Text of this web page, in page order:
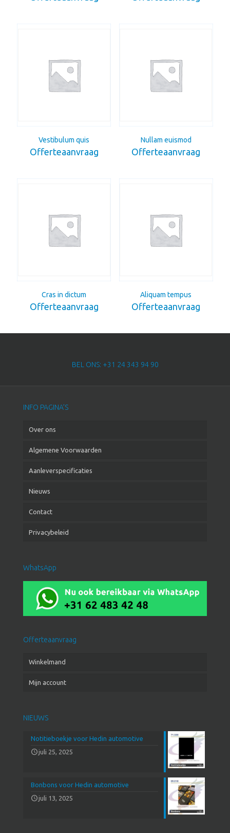
Vestibulum quis
Offerteaanvraag
Nullam euismod
Offerteaanvraag
Cras in dictum
Offerteaanvraag
Aliquam tempus
Offerteaanvraag
BEL ONS: +31 24 343 94 90
INFO PAGINA’S
Over ons
Algemene Voorwaarden
Aanleverspecificaties
Nieuws
Contact
Privacybeleid
WhatsApp
Offerteaanvraag
Winkelmand
Mijn account
NIEUWS
Notitieboekje voor Hedin automotive
juli 25, 2025
Bonbons voor Hedin automotive
juli 13, 2025